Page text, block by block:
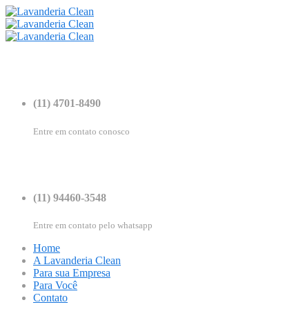
(11) 4701-8490
Entre em contato conosco
(11) 94460-3548
Entre em contato pelo whatsapp
Home
A Lavanderia Clean
Para sua Empresa
Para Você
Contato